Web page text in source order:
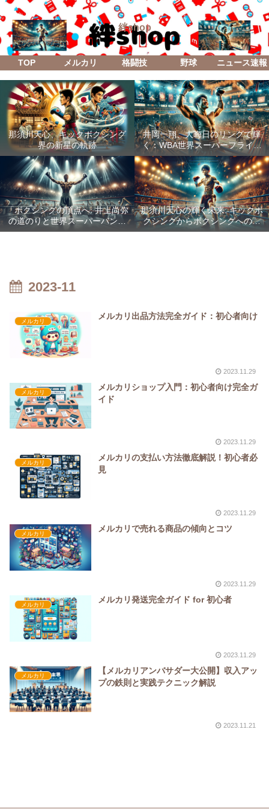
絆shop
TOP メルカリ 格闘技 野球 ニュース速報
那須川天心、キックボクシング
界の新星の軌跡
井岡一翔、大晦日のリングで輝
く：WBA世界スーパーフライ級
防衛戦「Lifetime Boxing Fights
18」
「ボクシングの頂点へ: 井上尚弥
の道のりと世界スーパーバンタ
ム級統一戦の全貌」
那須川天心の輝く未来: キックボ
クシングからボクシングへの成
功した転身
2023-11
メルカリ
メルカリ出品方法完全ガイド：初心者向け
2023.11.29
メルカリ
メルカリショップ入門：初心者向け完全ガ
イド
2023.11.29
メルカリ
メルカリの支払い方法徹底解説！初心者必
見
2023.11.29
メルカリ
メルカリで売れる商品の傾向とコツ
2023.11.29
メルカリ
メルカリ発送完全ガイド for 初心者
2023.11.29
メルカリ
【メルカリアンバサダー大公開】収入アッ
プの鉄則と実践テクニック解説
2023.11.21